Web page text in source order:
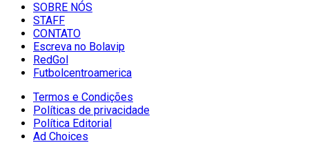
SOBRE NÓS
STAFF
CONTATO
Escreva no Bolavip
RedGol
Futbolcentroamerica
Termos e Condições
Políticas de privacidade
Política Editorial
Ad Choices